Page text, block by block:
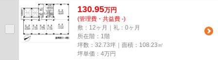
130.95万円
(管理費・共益費 -)
敷：12ヶ月｜礼：0ヶ月
所在階：1階
坪数：32.73坪｜面積：108.23㎡
坪単価： 4万円